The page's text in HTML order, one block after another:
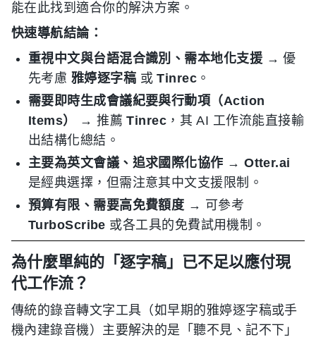
能在此找到適合你的解決方案。
快速導航結論：
重視中文與台語混合識別、需本地化支援 → 優
先考慮 雅婷逐字稿 或Tinrec 。
需要即時生成會議紀要與行動項（Action
Items）
→ 推薦Tinrec ，其 AI 工作流能直接輸
出結構化總結。
主要為英文會議、追求國際化協作 →Otter.ai
是經典選擇，但需注意其中文支援限制。
預算有限、需要高免費額度 → 可參考
TurboScribe 或各工具的免費試用機制。
為什麼單純的「逐字稿」已不足以應付現
代工作流？
傳統的錄音轉文字工具（如早期的雅婷逐字稿或手
機內建錄音機）主要解決的是「聽不見、記不下」